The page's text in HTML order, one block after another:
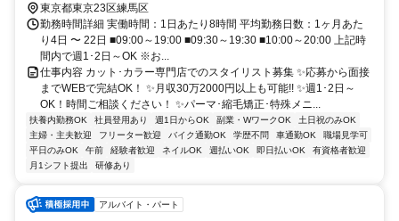
東京都東京23区練馬区
勤務時間詳細 実働時間：1日あたり8時間 平均勤務日数：1ヶ月あた
り4日 〜 22日 ■09:00～19:00 ■09:30～19:30 ■10:00～20:00 上記時
間内で週1･2日～OK ※お...
仕事内容 カット･カラー専門店でのスタイリスト募集 ✨応募から面接
までWEBで完結OK！ ✨月収30万2000円以上も可能!! ✨週1･2日～
OK！時間ご相談ください！ ✨パーマ･縮毛矯正･特殊メニ...
扶養内勤務OK 社員登用あり 週1日からOK 副業・WワークOK
土日祝のみOK
主婦・主夫歓迎
フリーター歓迎 バイク通勤OK 学歴不問 車通勤OK
職場見学可
平日のみOK
午前 経験者歓迎 ネイルOK 週払いOK 即日払いOK
有資格者歓迎
月1シフト提出
研修あり
アルバイト・パート